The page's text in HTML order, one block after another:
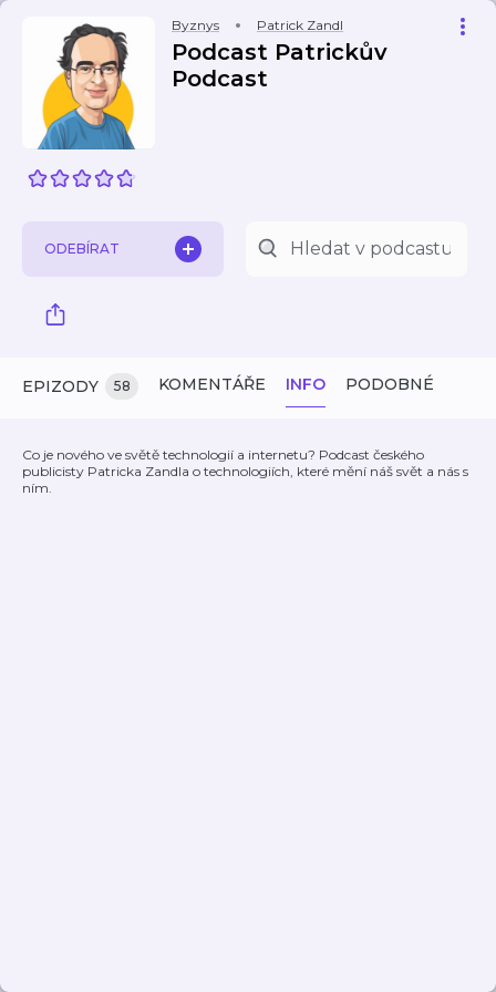
Byznys Patrick Zandl
Podcast Patrickův
Podcast
ODEBÍRAT
EPIZODY 58 KOMENTÁŘE INFO PODOBNÉ
Co je nového ve světě technologií a internetu? Podcast českého
publicisty Patricka Zandla o technologiích, které mění náš svět a nás s
ním.